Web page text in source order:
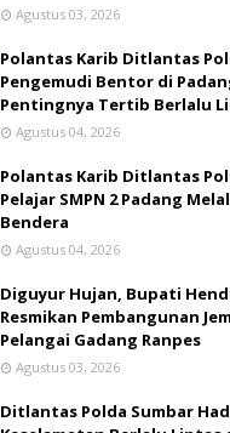
Agustus 03, 2026
Polantas Karib Ditlantas
Pengemudi Bentor di
Pentingnya Tertib Berlalu
Agustus 04, 2026
Polantas Karib Ditlantas
Pelajar SMPN 2 Padang
Bendera
Agustus 04, 2026
Diguyur Hujan, Bupati
Resmikan Pembangunan
Pelangai Gadang Ranpes
Agustus 03, 2026
Ditlantas Polda Sumbar